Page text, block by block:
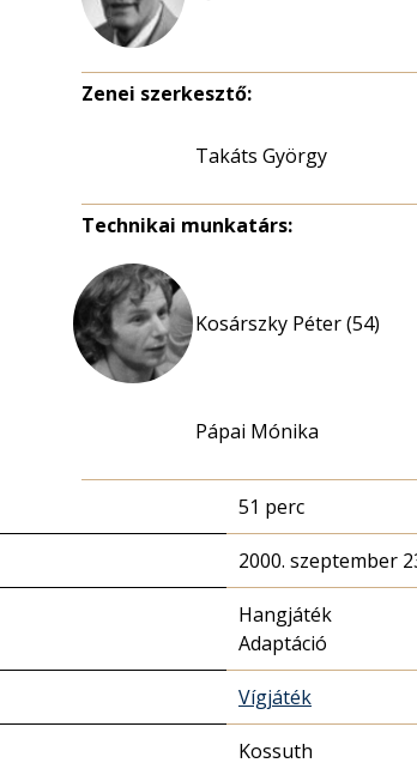
Zenei szerkesztő:
Takáts György
Technikai munkatárs:
Kosárszky Péter (54)
Pápai Mónika
51 perc
2000. szeptember
Hangjáték
Adaptáció
Vígjáték
Kossuth